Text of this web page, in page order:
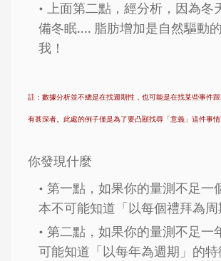
上面第二點，經分析，因為冬
備冬眠.... 脂肪增加是自然驅動
我！
註：數據分析並不總是在找週期性，也可能是在找某些事件
有甚深者。此處的例子僅是為了要凸顯找尋「意義」這件事情
你發現什麼
第一點，如果你的量測不足一
本不可能知道「以每個禮拜為
第二點，如果你的量測不足一
可能知道「以每年為週期」的特